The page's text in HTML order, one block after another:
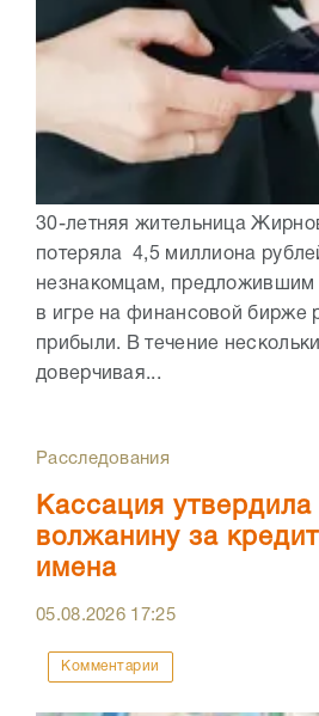
30-летняя жительница
потеряла 4,5 миллиона
незнакомцам, предложившим
в игре на финансовой бирже
прибыли. В течение
доверчивая...
Расследования
Кассация утвердила
волжанину за
имена
05.08.2026 17:25
Комментарии